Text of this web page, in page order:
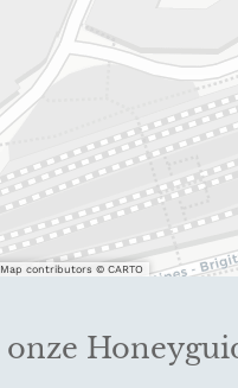
contributors © CARTO